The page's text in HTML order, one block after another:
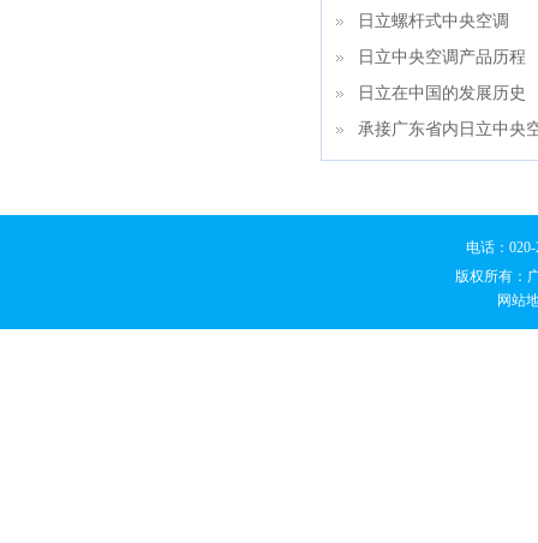
日立螺杆式中央空调
日立中央空调产品历程
日立在中国的发展历史
承接广东省内日立中央
电话：
版权所有：
网站